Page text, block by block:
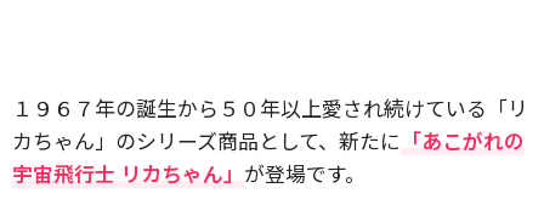
１９６７年の誕生から５０年以上愛され続けている「リ
カちゃん」のシリーズ商品として、新たに 「あこがれの
宇宙飛行士 リカちゃん」 が登場です。